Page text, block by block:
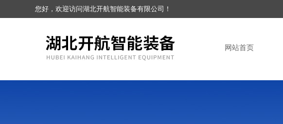
您好，欢迎访问湖北开航智能装备有限公司！
网站首页